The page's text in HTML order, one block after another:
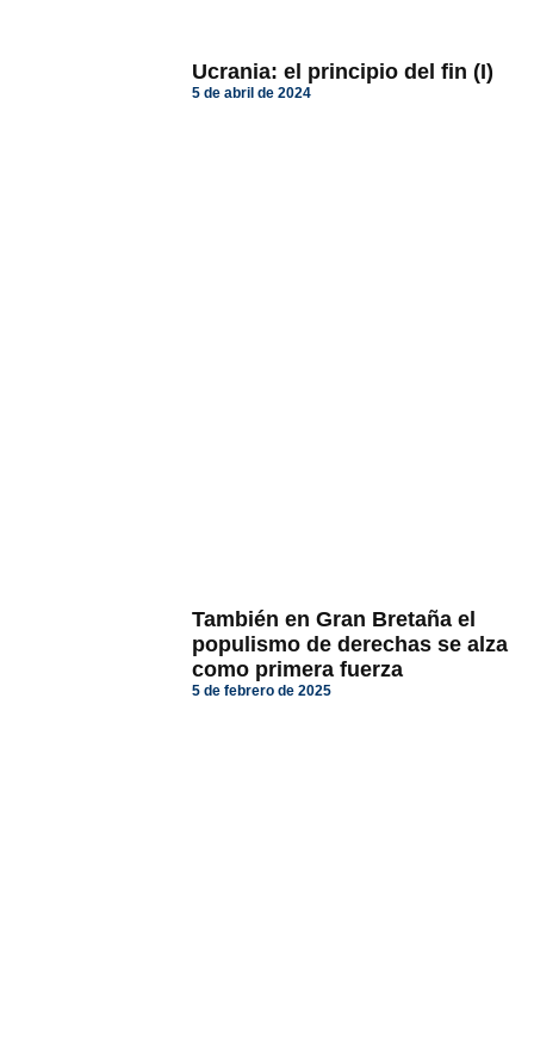
Ucrania: el principio del fin (I)
5 de abril de 2024
También en Gran Bretaña el
populismo de derechas se alza
como primera fuerza
5 de febrero de 2025